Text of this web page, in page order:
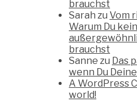
brauchst
Sarah zu Vom
Warum Du kein
brauchst
Sanne zu Das
wenn Du
A WordPress
world!